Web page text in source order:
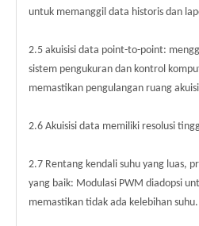
untuk memanggil data historis dan
2.5 akuisisi data point-to-point:
sistem pengukuran dan kontrol
memastikan pengulangan ruang
2.6 Akuisisi data memiliki resolusi
2.7 Rentang kendali suhu yang luas,
yang baik: Modulasi PWM diadopsi
memastikan tidak ada kelebihan suhu.